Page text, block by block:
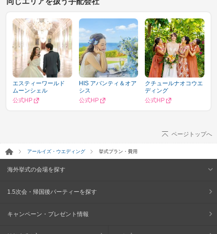
エスティーワールド
ムーンシェル
公式HP
HIS アバンティ＆オア
シス
公式HP
クチュールナオコウエ
ディング
公式HP
ページトップへ
アールイズ・ウエディング 挙式プラン・費用
海外挙式の会場を探す
1.5次会・帰国後パーティーを探す
キャンペーン・プレゼント情報